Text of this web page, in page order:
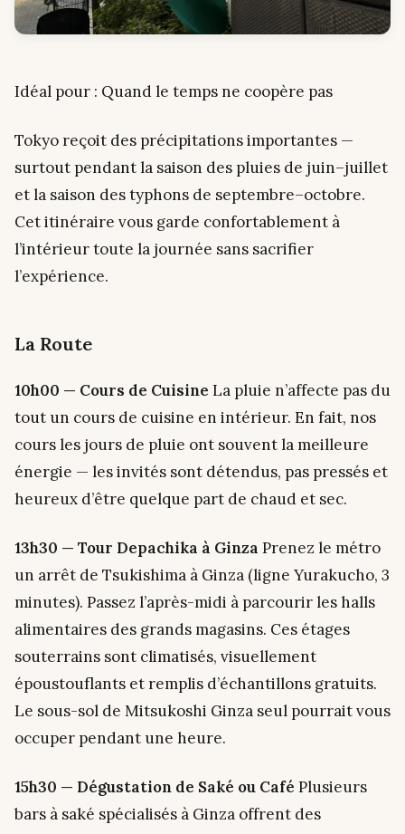
Idéal pour : Quand le temps ne coopère pas
Tokyo reçoit des précipitations importantes —
surtout pendant la saison des pluies de juin–juillet
et la saison des typhons de septembre–octobre.
Cet itinéraire vous garde confortablement à
l’intérieur toute la journée sans sacrifier
l’expérience.
La Route
10h00 — Cours de Cuisine La pluie n’affecte pas du
tout un cours de cuisine en intérieur. En fait, nos
cours les jours de pluie ont souvent la meilleure
énergie — les invités sont détendus, pas pressés et
heureux d’être quelque part de chaud et sec.
13h30 — Tour Depachika à Ginza Prenez le métro
un arrêt de Tsukishima à Ginza (ligne Yurakucho, 3
minutes). Passez l’après-midi à parcourir les halls
alimentaires des grands magasins. Ces étages
souterrains sont climatisés, visuellement
époustouflants et remplis d’échantillons gratuits.
Le sous-sol de Mitsukoshi Ginza seul pourrait vous
occuper pendant une heure.
15h30 — Dégustation de Saké ou Café Plusieurs
bars à saké spécialisés à Ginza offrent des